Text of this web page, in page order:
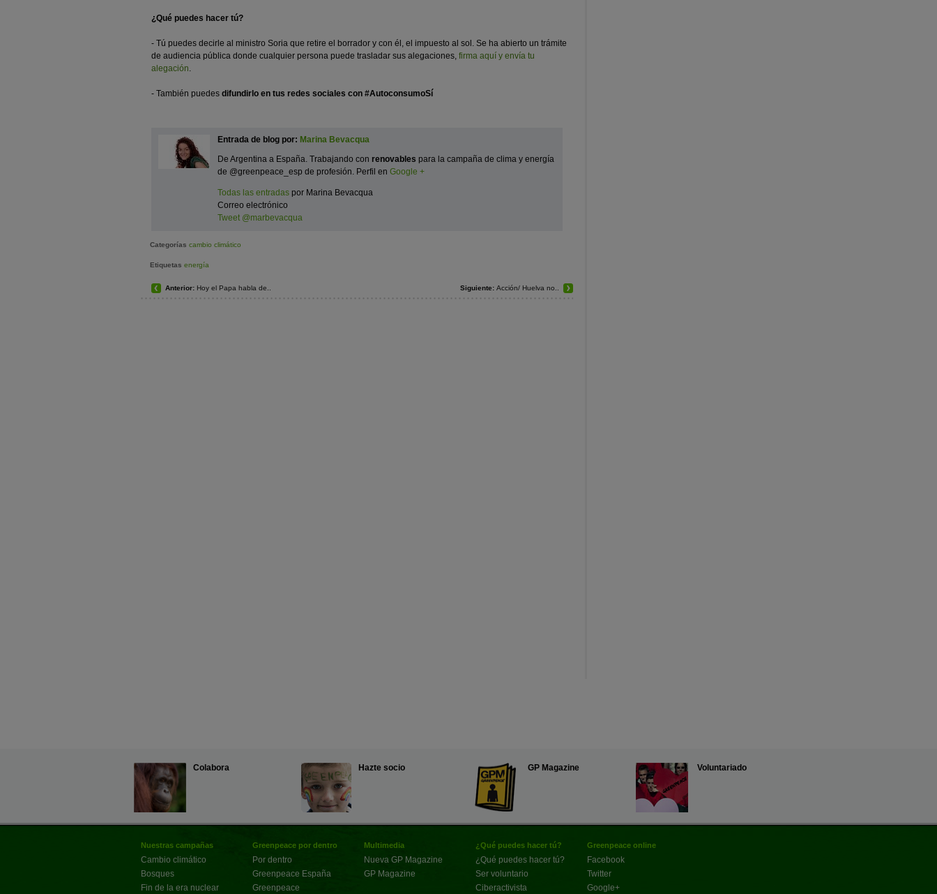
¿Qué puedes hacer tú?
- Tú puedes decirle al ministro Soria que retire el borrador y con él, el impuesto al sol. Se ha abierto un trámite
de audiencia pública donde cualquier persona puede trasladar sus alegaciones, firma aquí y envía tu
alegación.
- También puedes difundirlo en tus redes sociales con #AutoconsumoSí
Entrada de blog por: Marina Bevacqua
De Argentina a España. Trabajando con renovables para la campaña de clima y energía
de @greenpeace_esp de profesión. Perfil en Google +
Todas las entradas por Marina Bevacqua
Correo electrónico
Tweet @marbevacqua
Categorías cambio climático
Etiquetas energía
Siguiente: Acción/ Huelva no..
Anterior: Hoy el Papa habla de..
Colabora Hazte socio GP Magazine Voluntariado
Nuestras campañas
Cambio climático
Bosques
Fin de la era nuclear
Greenpeace por dentro
Por dentro
Greenpeace España
Greenpeace
Multimedia
Nueva GP Magazine
GP Magazine
¿Qué puedes hacer tú?
¿Qué puedes hacer tú?
Ser voluntario
Ciberactivista
Greenpeace online
Facebook
Twitter
Google+